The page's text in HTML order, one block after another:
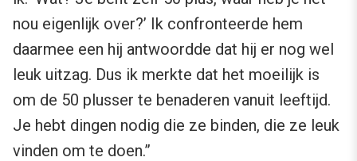
nou eigenlijk over?’ Ik confronteerde hem
daarmee een hij antwoordde dat hij er nog wel
leuk uitzag. Dus ik merkte dat het moeilijk is
om de 50 plusser te benaderen vanuit leeftijd.
Je hebt dingen nodig die ze binden, die ze leuk
vinden om te doen.”